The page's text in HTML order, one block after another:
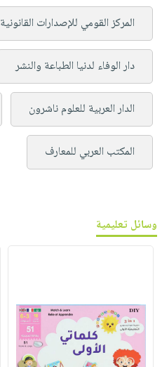
المركز القومي للإصدارات القانونية
دار الوفاء لدنيا الطباعة والنشر
الدار العربية للعلوم ناشرون
المكتب العربي للمعارف
وسائل تعليمية